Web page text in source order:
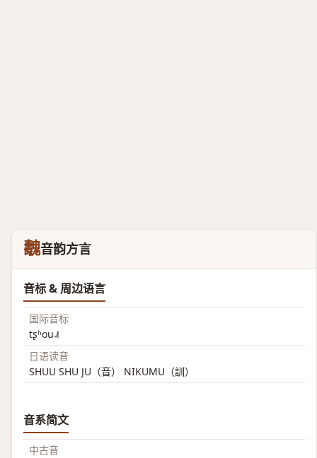
魗音韵方言
音标 & 周边语言
国际音标
tʂʰou˨˩˦
日语读音
SHUU SHU JU（音） NIKUMU（訓）
音系简文
中古音